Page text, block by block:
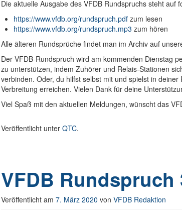
Die aktuelle Ausgabe des VFDB Rundspruchs steht auf
https://www.vfdb.org/rundspruch.pdf zum lesen
https://www.vfdb.org/rundspruch.mp3 zum hören
Alle älteren Rundsprüche findet man im Archiv auf
Der VFDB-Rundspruch wird am kommenden Dienstag
zu unterstützen, indem Zuhörer und Relais-Stationen
verbinden. Oder, du hilfst selbst mit und spielst in
Verbreitung erreichen. Vielen Dank für deine
Viel Spaß mit den aktuellen Meldungen, wünscht das
Veröffentlicht unter QTC.
VFDB Rundspruch
Veröffentlicht am 7. März 2020 von VFDB Redaktion